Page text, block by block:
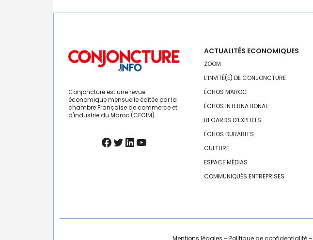
Conjoncture est une revue
économique mensuelle éditée par la
chambre Française de commerce et
d'industrie du Maroc (CFCIM).
Facebook
Twitter
LinkedIn
YouTube
ACTUALITÉS ECONOMIQUES
ZOOM
L’INVITÉ(E) DE CONJONCTURE
ÉCHOS MAROC
ÉCHOS INTERNATIONAL
REGARDS D’EXPERTS
ÉCHOS DURABLES
CULTURE
ESPACE MÉDIAS
COMMUNIQUÉS ENTREPRISES
Mentions légales –Politique de confidentialité–